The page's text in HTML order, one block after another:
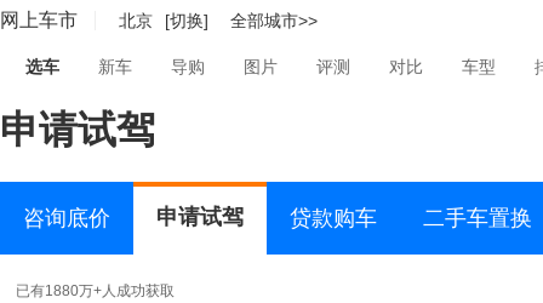
网上车市 北京 [切换] 全部城市>>
选车 新车 导购 图片 评测 对比 车型
申请试驾
咨询底价 申请试驾 贷款购车 二手车置换
已有1880万+人成功获取